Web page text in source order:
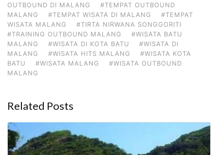
OUTBOUND DI MALANG
#TEMPAT OUTBOUND
MALANG
#TEMPAT WISATA DI MALANG
#TEMPAT
WISATA MALANG
#TIRTA NIRWANA SONGGORITI
#TRAINING OUTBOUND MALANG
#WISATA BATU
MALANG
#WISATA DI KOTA BATU
#WISATA DI
MALANG
#WISATA HITS MALANG
#WISATA KOTA
BATU
#WISATA MALANG
#WISATA OUTBOUND
MALANG
Related Posts